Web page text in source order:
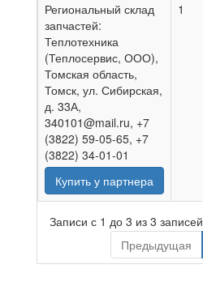
Региональный склад
запчастей:
Теплотехника
(Теплосервис, ООО),
Томская область,
Томск, ул. Сибирская,
д. 33А,
340101@mail.ru, +7
(3822) 59-05-65, +7
(3822) 34-01-01
Купить у партнера
1
Записи с 1 до 3 из 3 записей
Предыдущая